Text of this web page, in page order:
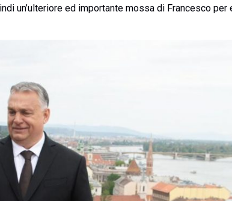
un’ulteriore ed importante mossa di Francesco